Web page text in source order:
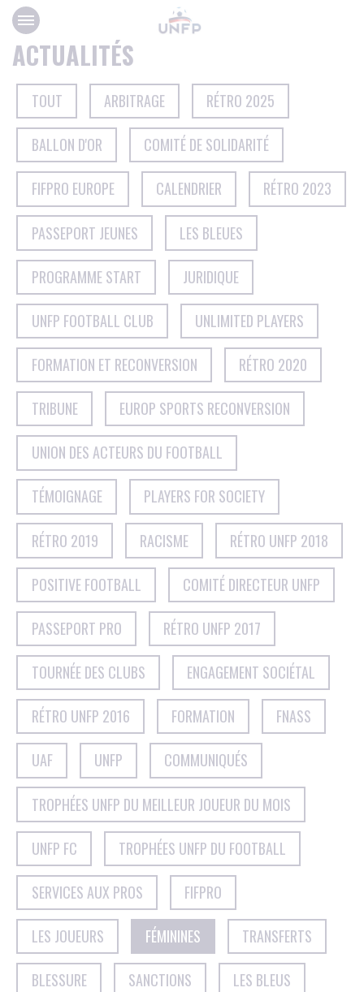
Panneau de gestion des cookies
ACTUALITÉS
TOUT ARBITRAGE RÉTRO 2025
BALLON D'OR COMITÉ DE SOLIDARITÉ
FIFPRO EUROPE CALENDRIER RÉTRO 2023
PASSEPORT JEUNES LES BLEUES
PROGRAMME START JURIDIQUE
UNFP FOOTBALL CLUB UNLIMITED PLAYERS
FORMATION ET RECONVERSION RÉTRO 2020
TRIBUNE EUROP SPORTS RECONVERSION
UNION DES ACTEURS DU FOOTBALL
TÉMOIGNAGE PLAYERS FOR SOCIETY
RÉTRO 2019 RACISME RÉTRO UNFP 2018
POSITIVE FOOTBALL COMITÉ DIRECTEUR UNFP
PASSEPORT PRO RÉTRO UNFP 2017
TOURNÉE DES CLUBS ENGAGEMENT SOCIÉTAL
RÉTRO UNFP 2016 FORMATION FNASS
UAF UNFP COMMUNIQUÉS
TROPHÉES UNFP DU MEILLEUR JOUEUR DU MOIS
UNFP FC TROPHÉES UNFP DU FOOTBALL
SERVICES AUX PROS FIFPRO
LES JOUEURS FÉMININES TRANSFERTS
BLESSURE SANCTIONS LES BLEUS